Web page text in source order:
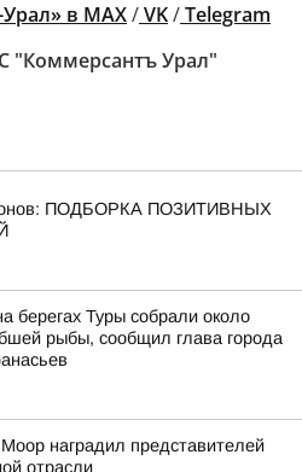
в MAX/VK/Telegram
"Коммерсантъ Урал"
ПОДБОРКА ПОЗИТИВНЫХ
берегах Туры собрали около
рыбы, сообщил глава города
наградил представителей
отрасли